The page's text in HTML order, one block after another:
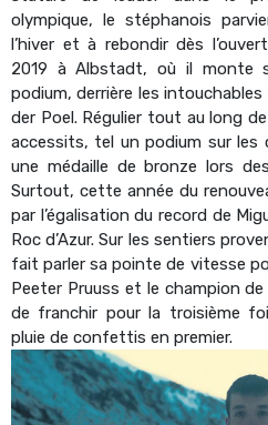
olympique, le stéphanois
l’hiver et à rebondir dès
2019 à Albstadt, où il monte
podium, derrière les
der Poel. Régulier tout au long
accessits, tel un podium sur les
une médaille de bronze lors
Surtout, cette année du
par l’égalisation du record de
Roc d’Azur. Sur les sentiers
fait parler sa pointe de vitesse
Peeter Pruuss et le champion
de franchir pour la troisième
pluie de confettis en premier.